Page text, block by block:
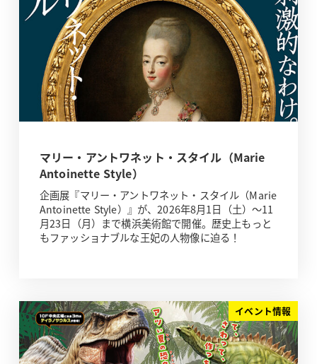
マリー・アントワネット・スタイル（Marie
Antoinette Style）
企画展『マリー・アントワネット・スタイル（Marie
Antoinette Style）』が、2026年8月1日（土）～11
月23日（月）まで横浜美術館で開催。歴史上もっと
もファッショナブルな王妃の人物像に迫る！
イベント情報